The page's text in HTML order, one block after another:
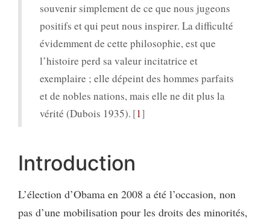
souvenir simplement de ce que nous jugeons
positifs et qui peut nous inspirer. La difficulté
évidemment de cette philosophie, est que
l’histoire perd sa valeur incitatrice et
exemplaire ; elle dépeint des hommes parfaits
et de nobles nations, mais elle ne dit plus la
vérité (Dubois 1935). 1
Introduction
L’élection d’Obama en 2008 a été l’occasion, non
pas d’une mobilisation pour les droits des minorités,